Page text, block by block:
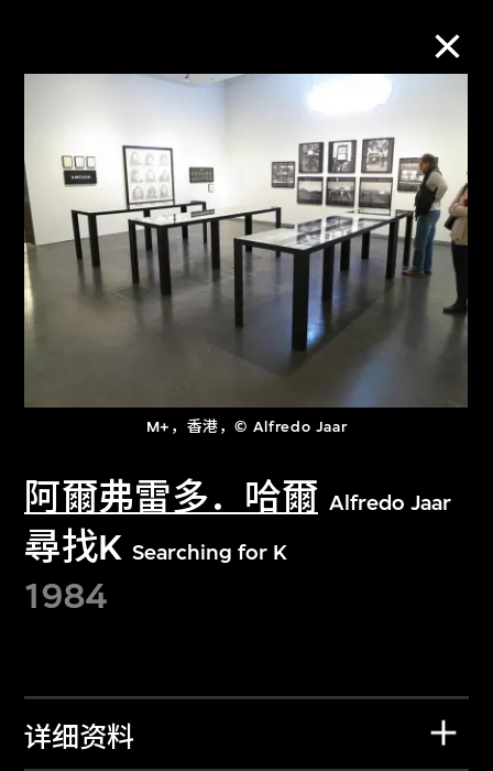
M+，香港，© Alfredo Jaar
阿爾弗雷多．哈爾 Alfredo Jaar
尋找K Searching for K
1984
详细资料
M+藏品
进一步筛选 搜索
探索世界顶级的二十及二十一世纪视觉